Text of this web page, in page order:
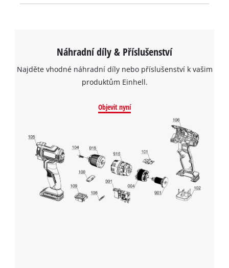
Náhradní díly & Příslušenství
Najděte vhodné náhradní díly nebo příslušenství k vašim
produktům Einhell.
Objevit nyní